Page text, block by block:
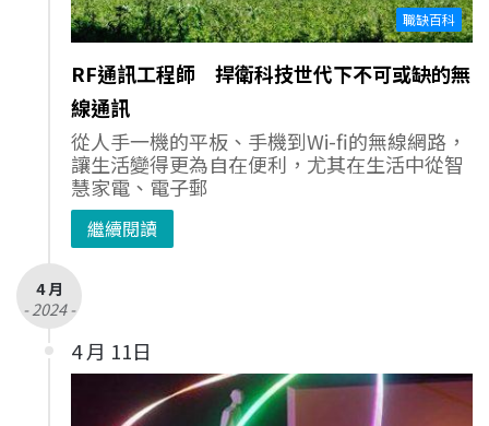
職缺百科
RF通訊工程師 捍衛科技世代下不可或缺的無
線通訊
從人手一機的平板、手機到Wi-fi的無線網路，
讓生活變得更為自在便利，尤其在生活中從智
慧家電、電子郵
繼續閱讀
4 月
- 2024 -
4 月 11日